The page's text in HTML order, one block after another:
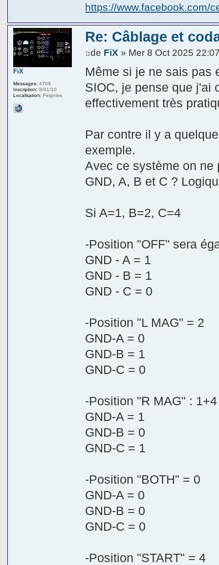
https://www.facebook.com/
Re: Câblage et
de FiX » Mer 8 Oct 2025
Même si je ne sais pas
SIOC, je pense que j'ai
effectivement très
Par contre il y a
exemple.
Avec ce système on
GND, A, B et C ?
Si A=1, B=2, C=4
-Position "OFF" sera
GND - A = 1
GND - B = 1
GND - C = 0
-Position "L MAG" = 2
GND-A = 0
GND-B = 1
GND-C = 0
-Position "R MAG" :
GND-A = 1
GND-B = 0
GND-C = 1
-Position "BOTH" = 0
GND-A = 0
GND-B = 0
GND-C = 0
-Position "START" = 4
FiX
Messages: 4709
Inscription: 8/01/10
Localisation: Feignies